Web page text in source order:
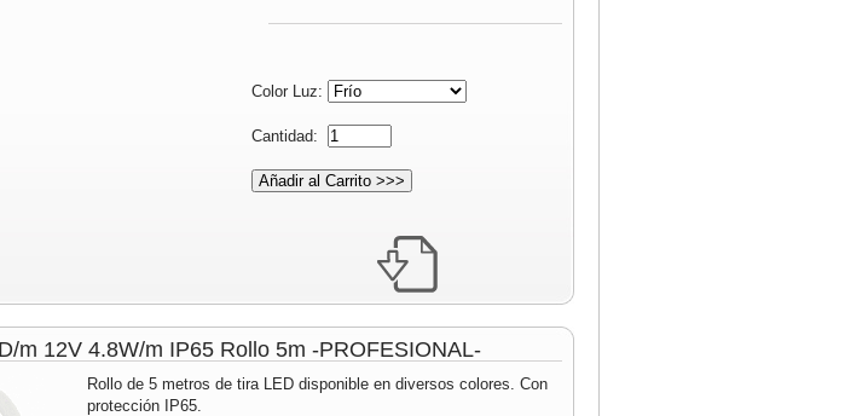
Color Luz:
Cantidad:
m 12V 4.8W/m IP65 Rollo 5m -PROFESIONAL-
Rollo de 5 metros de tira LED disponible en diversos colores. Con
protección IP65.